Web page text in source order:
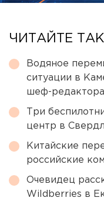
ЧИТАЙТЕ
Водяное
ситуации в
шеф-
Три
центр в
Китайские
российские
Очевидец
Wildberries в